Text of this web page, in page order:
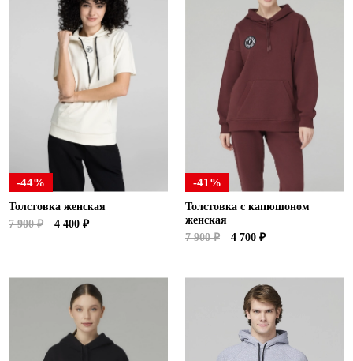
-44%
Толстовка женская
7 900 ₽
4 400 ₽
-41%
Толстовка с капюшоном
женская
7 900 ₽
4 700 ₽